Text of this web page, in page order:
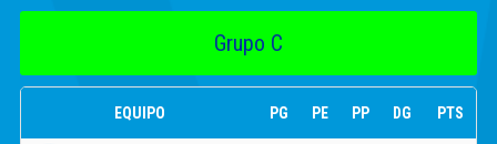
Grupo C
EQUIPO PG PE PP DG PTS